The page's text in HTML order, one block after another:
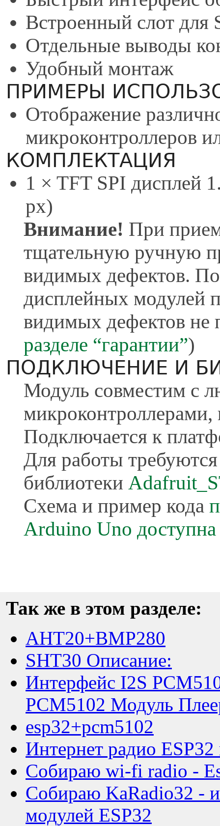
Встроенный слот для
Отдельные выводы
Удобный монтаж
ПРИМЕРЫ
Отображение
микроконтроллеров
КОМПЛЕКТАЦИЯ
1 × TFT SPI дисплей
px)
Внимание! При
тщательную ручную
видимых дефектов.
дисплейных модулей
видимых дефектов не
разделе “гарантии”)
ПОДКЛЮЧЕНИЕ И
Модуль совместим с
Подключается к
Для работы требуются
библиотеки
Схема и пример кода
Arduino Uno
Так же в этом разделе:
AHT20+BMP280
SHT30 Описание:
Интерфейс I2S
PCM5102 Модуль
esp32+pcm5102
Интернет радио
Собираю wi-fi radio -
Собираю KaRadio32 -
модулей ESP32